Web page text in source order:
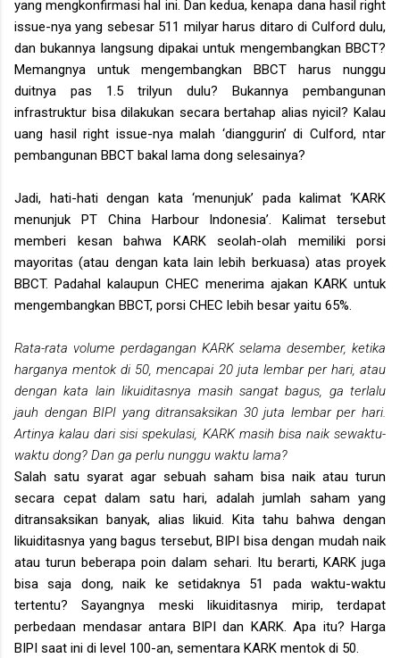
yang mengkonfirmasi hal ini. Dan kedua, kenapa dana hasil right
issue-nya yang sebesar 511 milyar harus ditaro di Culford dulu,
dan bukannya langsung dipakai untuk mengembangkan BBCT?
Memangnya untuk mengembangkan BBCT harus nunggu
duitnya pas 1.5 trilyun dulu? Bukannya pembangunan
infrastruktur bisa dilakukan secara bertahap alias nyicil? Kalau
uang hasil right issue-nya malah ‘dianggurin’ di Culford, ntar
pembangunan BBCT bakal lama dong selesainya?
Jadi, hati-hati dengan kata ‘menunjuk’ pada kalimat ‘KARK
menunjuk PT China Harbour Indonesia’. Kalimat tersebut
memberi kesan bahwa KARK seolah-olah memiliki porsi
mayoritas (atau dengan kata lain lebih berkuasa) atas proyek
BBCT. Padahal kalaupun CHEC menerima ajakan KARK untuk
mengembangkan BBCT, porsi CHEC lebih besar yaitu 65%.
Rata-rata volume perdagangan KARK selama desember, ketika
harganya mentok di 50, mencapai 20 juta lembar per hari, atau
dengan kata lain likuiditasnya masih sangat bagus, ga terlalu
jauh dengan BIPI yang ditransaksikan 30 juta lembar per hari.
Artinya kalau dari sisi spekulasi, KARK masih bisa naik sewaktu-
waktu dong? Dan ga perlu nunggu waktu lama?
Salah satu syarat agar sebuah saham bisa naik atau turun
secara cepat dalam satu hari, adalah jumlah saham yang
ditransaksikan banyak, alias likuid. Kita tahu bahwa dengan
likuiditasnya yang bagus tersebut, BIPI bisa dengan mudah naik
atau turun beberapa poin dalam sehari. Itu berarti, KARK juga
bisa saja dong, naik ke setidaknya 51 pada waktu-waktu
tertentu? Sayangnya meski likuiditasnya mirip, terdapat
perbedaan mendasar antara BIPI dan KARK. Apa itu? Harga
BIPI saat ini di level 100-an, sementara KARK mentok di 50.